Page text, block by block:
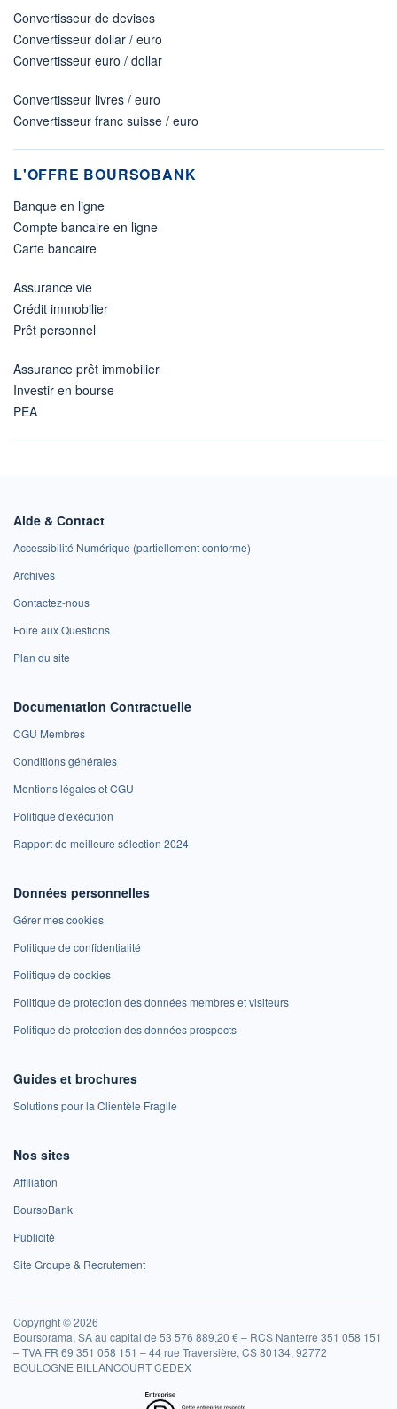
Convertisseur de devises
Convertisseur dollar / euro
Convertisseur euro / dollar
Convertisseur livres / euro
Convertisseur franc suisse / euro
L'OFFRE BOURSOBANK
Banque en ligne
Compte bancaire en ligne
Carte bancaire
Assurance vie
Crédit immobilier
Prêt personnel
Assurance prêt immobilier
Investir en bourse
PEA
Aide & Contact
Accessibilité Numérique (partiellement conforme)
Archives
Contactez-nous
Foire aux Questions
Plan du site
Documentation Contractuelle
CGU Membres
Conditions générales
Mentions légales et CGU
Politique d'exécution
Rapport de meilleure sélection 2024
Données personnelles
Gérer mes cookies
Politique de confidentialité
Politique de cookies
Politique de protection des données membres et visiteurs
Politique de protection des données prospects
Guides et brochures
Solutions pour la Clientèle Fragile
Nos sites
Affiliation
BoursoBank
Publicité
Site Groupe & Recrutement
Copyright © 2026
Boursorama, SA au capital de 53 576 889,20 € – RCS Nanterre 351 058 151
– TVA FR 69 351 058 151 – 44 rue Traversière, CS 80134, 92772
BOULOGNE BILLANCOURT CEDEX